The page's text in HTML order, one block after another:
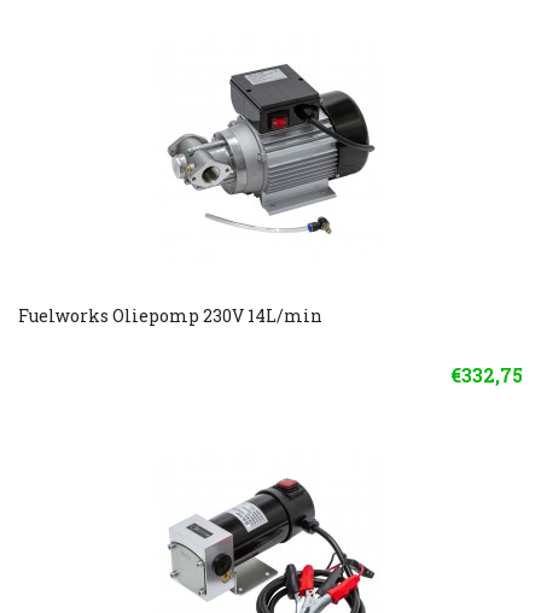
Fuelworks Oliepomp 230V 14L/min
€332,75